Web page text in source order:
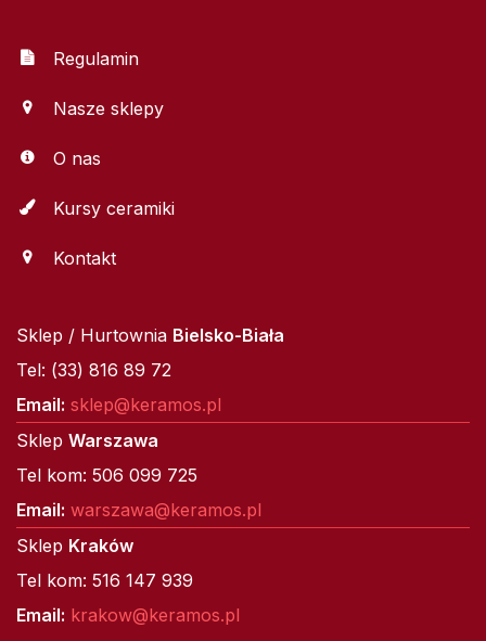
Regulamin
Nasze sklepy
O nas
Kursy ceramiki
Kontakt
Sklep / Hurtownia Bielsko-Biała
Tel: (33) 816 89 72
Email: sklep@keramos.pl
Sklep Warszawa
Tel kom: 506 099 725
Email: warszawa@keramos.pl
Sklep Kraków
Tel kom: 516 147 939
Email: krakow@keramos.pl